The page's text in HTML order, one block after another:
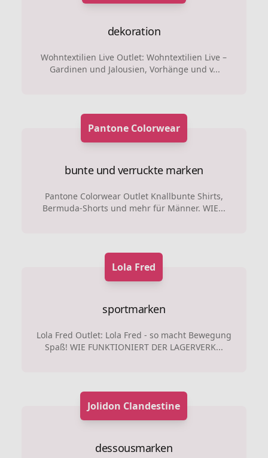
dekoration
Wohntextilien Live Outlet: Wohntextilien Live –
Gardinen und Jalousien, Vorhänge und v...
Pantone Colorwear
bunte und verruckte marken
Pantone Colorwear Outlet Knallbunte Shirts,
Bermuda-Shorts und mehr für Männer. WIE...
Lola Fred
sportmarken
Lola Fred Outlet: Lola Fred - so macht Bewegung
Spaß! WIE FUNKTIONIERT DER LAGERVERK...
Jolidon Clandestine
dessousmarken